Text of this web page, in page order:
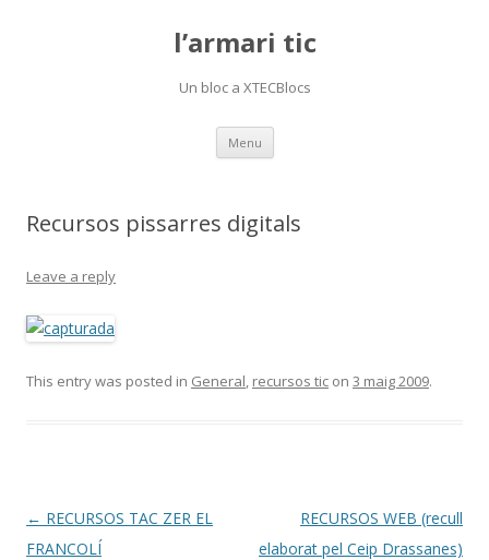
l’armari tic
Un bloc a XTECBlocs
Menu Skip
content
Recursos pissarres digitals
Leave a reply
This entry was posted in General, recursos tic on 3 maig 2009.
Post
navigation
← RECURSOS TAC ZER EL
FRANCOLÍ
RECURSOS WEB (recull
elaborat pel Ceip Drassanes)